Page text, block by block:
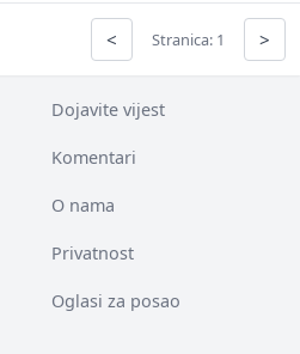
< Stranica: 1 >
Dojavite vijest
Komentari
O nama
Privatnost
Oglasi za posao